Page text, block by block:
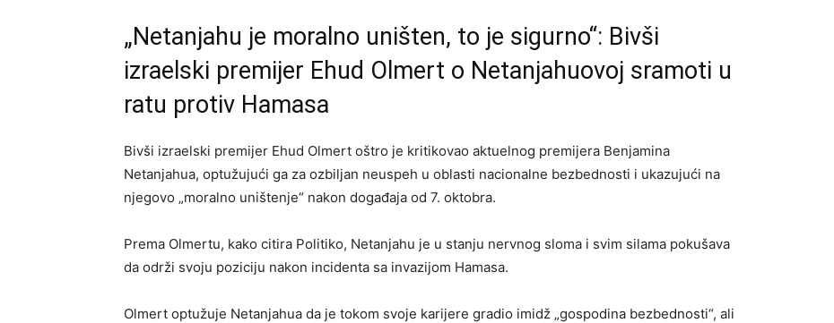
„Netanjahu je moralno uništen, to je sigurno“: Bivši
izraelski premijer Ehud Olmert o Netanjahuovoj sramoti u
ratu protiv Hamasa
Bivši izraelski premijer Ehud Olmert oštro je kritikovao aktuelnog premijera Benjamina
Netanjahua, optužujući ga za ozbiljan neuspeh u oblasti nacionalne bezbednosti i ukazujući na
njegovo „moralno uništenje“ nakon događaja od 7. oktobra.
Prema Olmertu, kako citira Politiko, Netanjahu je u stanju nervnog sloma i svim silama pokušava
da održi svoju poziciju nakon incidenta sa invazijom Hamasa.
Olmert optužuje Netanjahua da je tokom svoje karijere gradio imidž „gospodina bezbednosti“, ali